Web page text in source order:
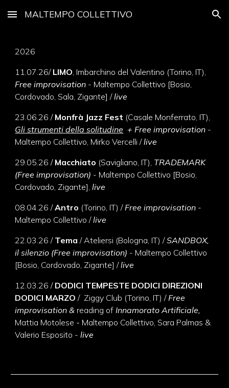
Skip to main content Skip to navigation
MALTEMPO COLLETTIVO
2026
11.07.26/ LIMO, Imbarchino del Valentino (Torino, IT),
Free improvisation - Maltempo Collettivo [Bosio,
Cordovado, Sala, Zigante]/ live
23.06.26 / Monfrà Jazz Fest (Casale Monferrato, IT),
Gli strumenti della solitudine + Free improvisation -
Maltempo Collettivo, Mirko Vercelli / live
29.05.26 / Macchiato (Savigliano, IT), TRADEMARK
(Free improvisation) - Maltempo Collettivo [Bosio,
Cordovado, Zigante],live
08.04.26 /Antro (Torino, IT) /Free improvisation -
Maltempo Collettivo /live
22.03.26 / Tema / Ateliersi (Bologna, IT) /SANDBOX,
il silenzio (Free improvisation) - Maltempo Collettivo
[Bosio, Cordovado, Zigante] /live
12.03.26 / DODICI TEMPESTE DODICI DIREZIONI
DODICI MARZO / Ziggy Club (Torino, IT) /Free
improvisation & reading ofInnamorato Artificiale,
Mattia Motolese - Maltempo Collettivo, Sara Palmas &
Valerio Esposito -live